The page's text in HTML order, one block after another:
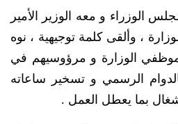
الوزراء و معه الوزير الأمير
، وألقى كلمة توجيهية ، نوه
موظفي الوزارة و مرؤوسيهم في
بالدوام الرسمي و تسخير ساعاته
بما يعطل العمل .